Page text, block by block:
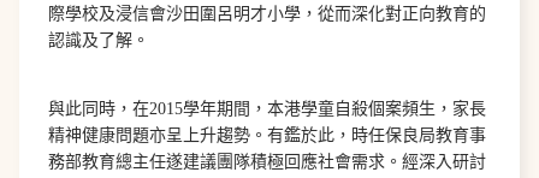
際學校及浸信會沙田圍呂明才小學，從而深化對正向教育的
認識及了解。
與此同時，在2015學年期間，本港學童自殺個案頻生，家長
精神健康問題亦呈上升趨勢。有鑑於此，時任保良局教育事
務部教育總主任遂建議團隊積極回應社會需求。經深入研討